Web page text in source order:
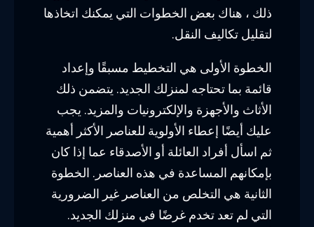
ذلك ، هناك بعض الخطوات التي يمكنك اتخاذها
لتقليل تكاليف النقل.
الخطوة الأولى هي التخطيط مسبقًا وإعداد
قائمة بما تحتاجه لمنزلك الجديد. يتضمن ذلك
الأثاث والأجهزة والإلكترونيات والمزيد. يجب
عليك أيضًا إعطاء الأولوية للعناصر الأكثر أهمية
ثم اسأل أفراد العائلة أو الأصدقاء عما إذا كان
بإمكانهم المساعدة في هذه العناصر. الخطوة
الثانية هي التخلص من العناصر غير الضرورية
التي لم تعد تخدم غرضًا في منزلك الجديد.